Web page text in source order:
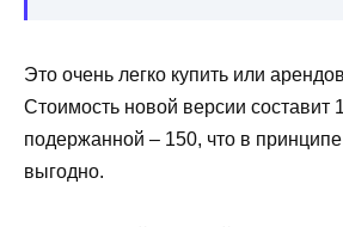
Это очень легко купить или
Стоимость новой версии составит
подержанной – 150, что в
выгодно.